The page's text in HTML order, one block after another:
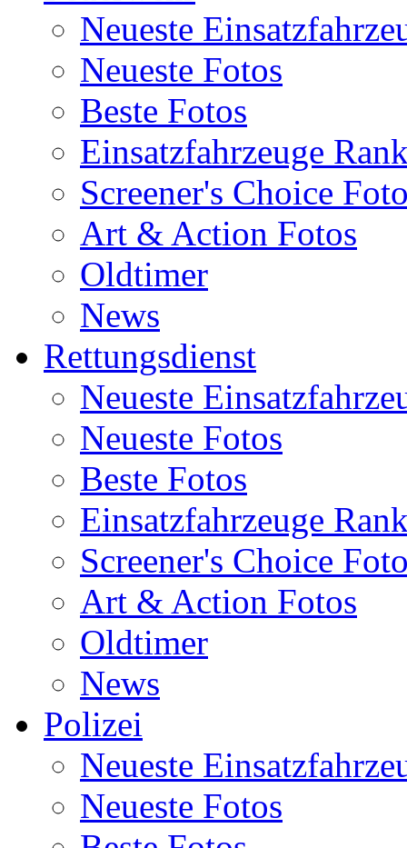
Neueste
Neueste Fotos
Beste Fotos
Einsatzfahrzeuge
Screener's Choice
Art & Action Fotos
Oldtimer
News
Rettungsdienst
Neueste
Neueste Fotos
Beste Fotos
Einsatzfahrzeuge
Screener's Choice
Art & Action Fotos
Oldtimer
News
Polizei
Neueste
Neueste Fotos